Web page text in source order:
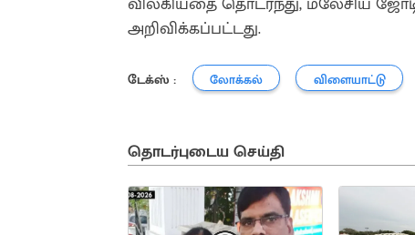
அறிவிக்கப்பட்டது.
டேக்ஸ் : லோக்கல் விளையாட்டு
தொடர்புடைய செய்தி